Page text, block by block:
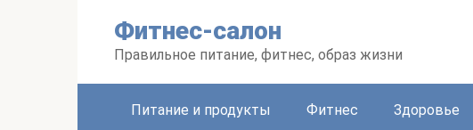
Фитнес-салон
Правильное питание, фитнес, образ жизни
Питание и продукты Фитнес Здоровье